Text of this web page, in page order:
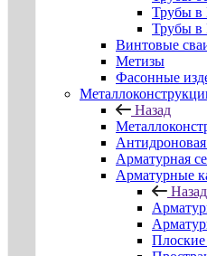
Трубы в
Трубы
Винтовые
Метизы
Фасонные
Назад
Арматурная
Арматурные
Назад